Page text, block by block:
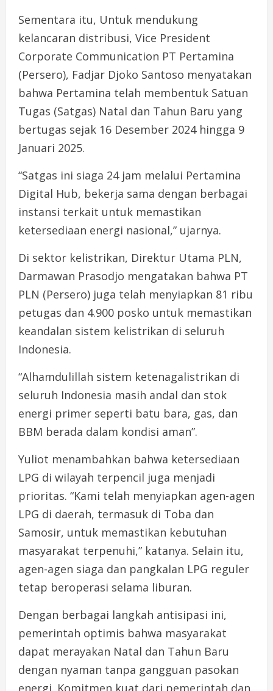
Sementara itu, Untuk mendukung
kelancaran distribusi, Vice President
Corporate Communication PT Pertamina
(Persero), Fadjar Djoko Santoso menyatakan
bahwa Pertamina telah membentuk Satuan
Tugas (Satgas) Natal dan Tahun Baru yang
bertugas sejak 16 Desember 2024 hingga 9
Januari 2025.
“Satgas ini siaga 24 jam melalui Pertamina
Digital Hub, bekerja sama dengan berbagai
instansi terkait untuk memastikan
ketersediaan energi nasional,” ujarnya.
Di sektor kelistrikan, Direktur Utama PLN,
Darmawan Prasodjo mengatakan bahwa PT
PLN (Persero) juga telah menyiapkan 81 ribu
petugas dan 4.900 posko untuk memastikan
keandalan sistem kelistrikan di seluruh
Indonesia.
“Alhamdulillah sistem ketenagalistrikan di
seluruh Indonesia masih andal dan stok
energi primer seperti batu bara, gas, dan
BBM berada dalam kondisi aman”.
Yuliot menambahkan bahwa ketersediaan
LPG di wilayah terpencil juga menjadi
prioritas. “Kami telah menyiapkan agen-agen
LPG di daerah, termasuk di Toba dan
Samosir, untuk memastikan kebutuhan
masyarakat terpenuhi,” katanya. Selain itu,
agen-agen siaga dan pangkalan LPG reguler
tetap beroperasi selama liburan.
Dengan berbagai langkah antisipasi ini,
pemerintah optimis bahwa masyarakat
dapat merayakan Natal dan Tahun Baru
dengan nyaman tanpa gangguan pasokan
energi. Komitmen kuat dari pemerintah dan